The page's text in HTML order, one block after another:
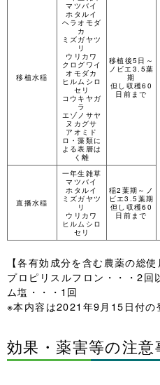
移植水稲
マツバイ
ホタルイ
ヘラオモダ
カ
ミズガヤツ
リ
ウリカワ
クログワイ
オモダカ
ヒルムシロ
セリ
コウキヤガ
ラ
エゾノサヤ
ヌカグサ
アオミド
ロ・藻類に
よる表層は
く離
移植後5日～
ノビエ3.5葉
期
但し収穫60
日前まで
直播水稲
一年生雑草
マツバイ
ホタルイ
ミズガヤツ
リ
ウリカワ
ヒルムシロ
セリ
稲2葉期～ノ
ビエ3.5葉期
但し収穫60
日前まで
【各有効成分を含む農薬の総使
プロピリスルフロン・・・2回
ム塩・・・1回
※本内容は2021年9月15日付の
効果・薬害等の注意